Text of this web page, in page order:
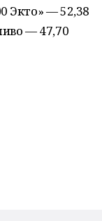
Экто» — 52,38
— 47,70